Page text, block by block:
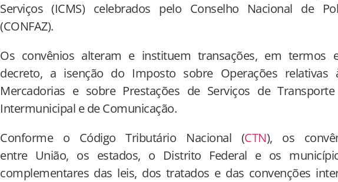
Serviços (ICMS) celebrados pelo Conselho Nacional de
(CONFAZ).
Os convênios alteram e instituem transações, em termos
decreto, a isenção do Imposto sobre Operações relativas
Mercadorias e sobre Prestações de Serviços de
Intermunicipal e de Comunicação.
Conforme o Código Tributário Nacional (CTN), os
entre União, os estados, o Distrito Federal e os
complementares das leis, dos tratados e das convenções